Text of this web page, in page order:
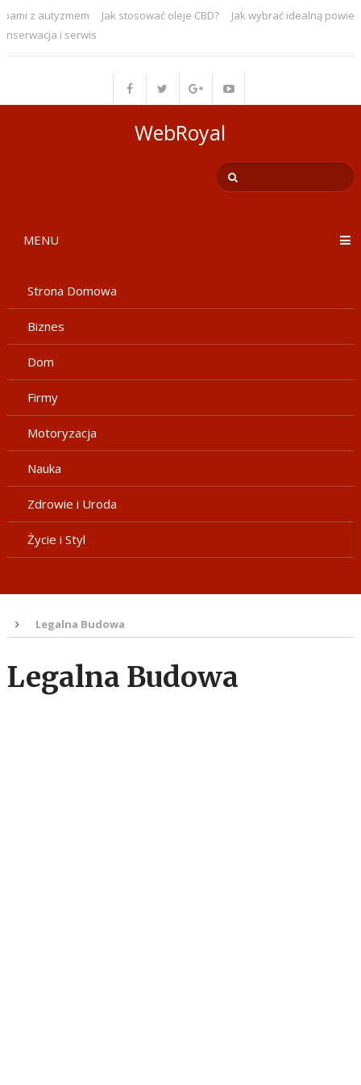
z autyzmem Jak stosować oleje CBD?
Jak wybrać idealną
i serwis
WebRoyal
MENU
Strona Domowa
Biznes
Dom
Firmy
Motoryzacja
Nauka
Zdrowie i Uroda
Życie i Styl
Legalna Budowa
Legalna Budowa